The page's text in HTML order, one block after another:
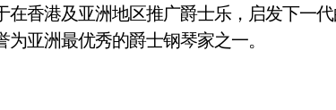
在香港及亚洲地区推广爵士乐，启发下一
亚洲最优秀的爵士钢琴家之一。